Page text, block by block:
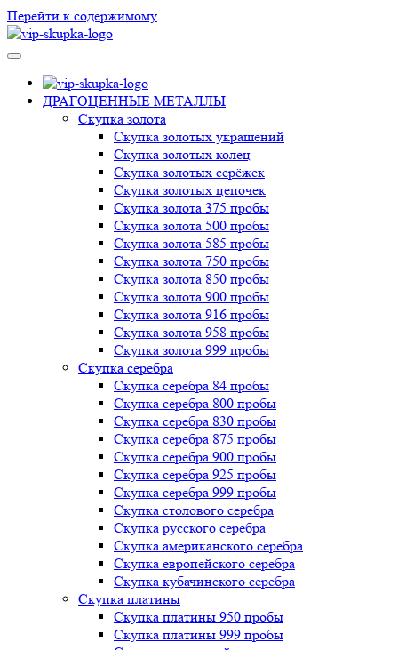
Перейти к содержимому
ДРАГОЦЕННЫЕ МЕТАЛЛЫ
Скупка золота
Скупка золотых украшений
Скупка золотых колец
Скупка золотых серёжек
Скупка золотых цепочек
Скупка золота 375 пробы
Скупка золота 500 пробы
Скупка золота 585 пробы
Скупка золота 750 пробы
Скупка золота 850 пробы
Скупка золота 900 пробы
Скупка золота 916 пробы
Скупка золота 958 пробы
Скупка золота 999 пробы
Скупка серебра
Скупка серебра 84 пробы
Скупка серебра 800 пробы
Скупка серебра 830 пробы
Скупка серебра 875 пробы
Скупка серебра 900 пробы
Скупка серебра 925 пробы
Скупка серебра 999 пробы
Скупка столового серебра
Скупка русского серебра
Скупка американского серебра
Скупка европейского серебра
Скупка кубачинского серебра
Скупка платины
Скупка платины 950 пробы
Скупка платины 999 пробы